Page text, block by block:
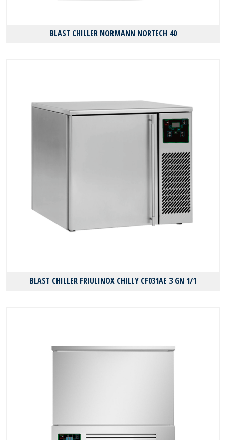
BLAST CHILLER NORMANN NORTECH 40
BLAST CHILLER FRIULINOX CHILLY CF031AE 3 GN 1/1